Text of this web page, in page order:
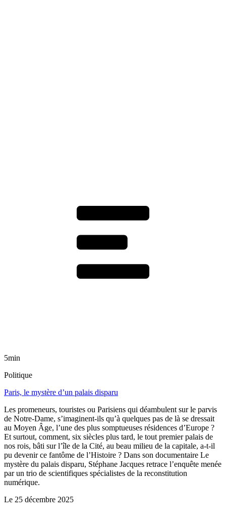
5min
Politique
Paris, le mystère d’un palais disparu
Les promeneurs, touristes ou Parisiens qui déambulent sur le parvis
de Notre-Dame, s’imaginent-ils qu’à quelques pas de là se dressait
au Moyen Âge, l’une des plus somptueuses résidences d’Europe ?
Et surtout, comment, six siècles plus tard, le tout premier palais de
nos rois, bâti sur l’île de la Cité, au beau milieu de la capitale, a-t-il
pu devenir ce fantôme de l’Histoire ? Dans son documentaire Le
mystère du palais disparu, Stéphane Jacques retrace l’enquête menée
par un trio de scientifiques spécialistes de la reconstitution
numérique.
Le 25 décembre 2025